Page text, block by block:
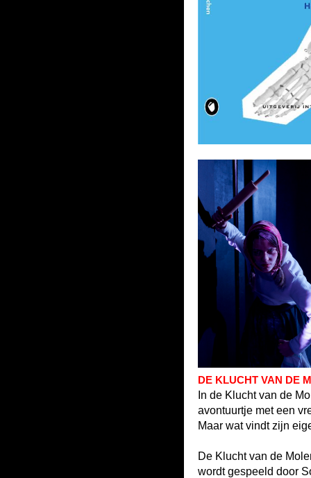
DE KLUCHT VAN DE
In de Klucht van de
avontuurtje met een
Maar wat vindt zijn
De Klucht van de
wordt gespeeld door